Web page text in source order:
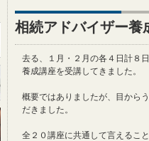
相続アドバイザー養
去る、１月・２月の各４日計８
養成講座を受講してきました。
概要ではありましたが、目から
だきました。
全２０講座に共通して言えるこ